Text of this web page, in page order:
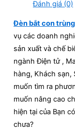
Đánh giá (0)
Đèn bắt con
vụ các doanh
sản xuất và chế
ngành Điện tử ,
hàng, Khách sạn,
muốn tìm ra
muốn nâng cao
hiện tại của Bạn
chưa?